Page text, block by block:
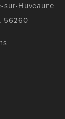
sur-Huveaune
56260